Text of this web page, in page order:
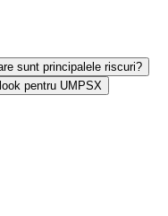
sunt principalele riscuri?
pentru UMPSX